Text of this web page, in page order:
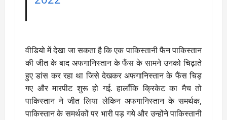
वीडियो में देखा जा सकता है कि एक पाकिस्तानी फैन पाकिस्तान
की जीत के बाद अफगानिस्तान के फैंस के सामने उनको चिढ़ाते
हुए डांस कर रहा था जिसे देखकर अफगानिस्तान के फैंस चिड़
गए और मारपीट शुरू हो गई. हालाँकि क्रिकेट का मैच तो
पाकिस्तान ने जीत लिया लेकिन अफगानिस्तान के समर्थक,
पाकिस्तान के समर्थकों पर भारी पड़ गये और उन्होंने पाकिस्तानी